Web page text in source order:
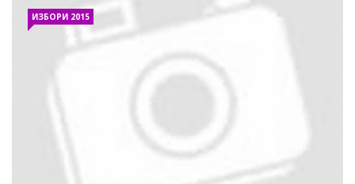
ИЗБОРИ 2015